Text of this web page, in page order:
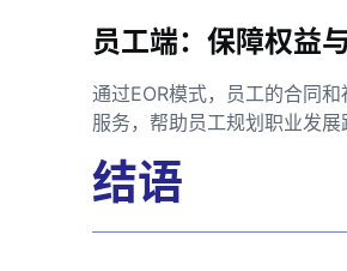
员工端：保障权益
通过EOR模式，员工的合同
服务，帮助员工规划职业发展
结语